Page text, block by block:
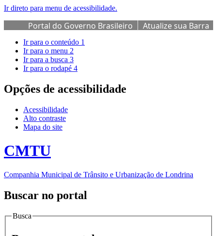
Ir direto para menu de acessibilidade.
Portal do Governo Brasileiro
Atualize sua Barra
de Governo
Ir para o conteúdo 1
Ir para o menu 2
Ir para a busca 3
Ir para o rodapé 4
Opções de acessibilidade
Acessibilidade
Alto contraste
Mapa do site
CMTU
Companhia Municipal de Trânsito e Urbanização de Londrina
Buscar no portal
Busca